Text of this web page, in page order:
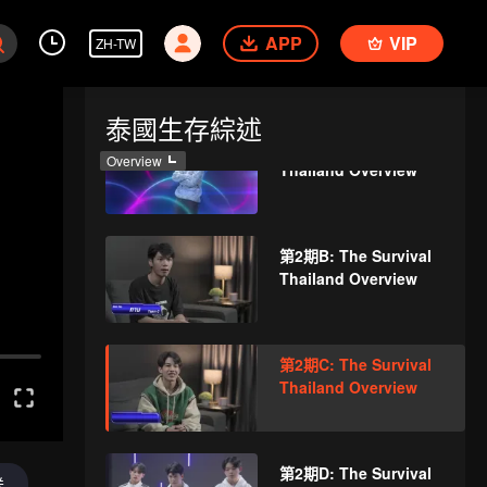
ZH-TW APP VIP
泰國生存綜述
Overview
第1期D: The Survival
Thailand Overview
Thailand Overview
第2期B: The Survival
Thailand Overview
第2期C: The Survival
Thailand Overview
第2期D: The Survival